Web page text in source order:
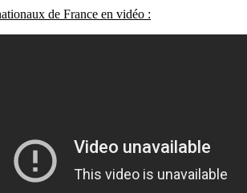
de France en vidéo :